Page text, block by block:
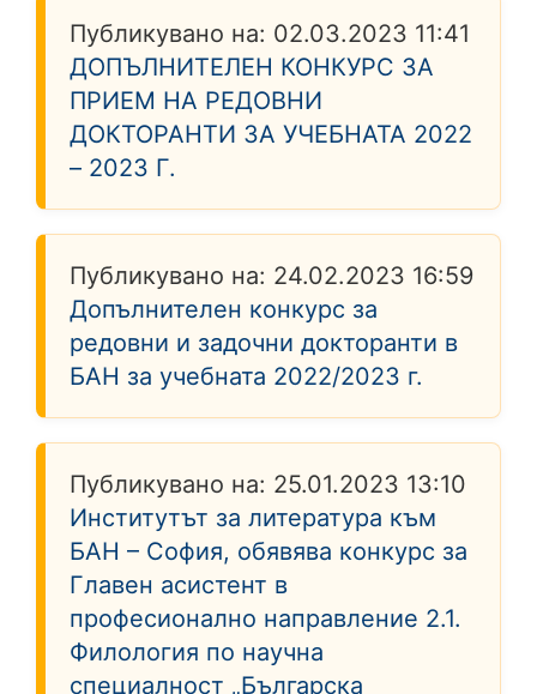
Публикувано на: 02.03.2023 11:41
ДОПЪЛНИТЕЛЕН КОНКУРС ЗА
ПРИЕМ НА РЕДОВНИ
ДОКТОРАНТИ ЗА УЧЕБНАТА 2022
– 2023 Г.
Публикувано на: 24.02.2023 16:59
Допълнителен конкурс за
редовни и задочни докторанти в
БАН за учебната 2022/2023 г.
Публикувано на: 25.01.2023 13:10
Институтът за литература към
БАН – София, обявява конкурс за
Главен асистент в
професионално направление 2.1.
Филология по научна
специалност „Българска